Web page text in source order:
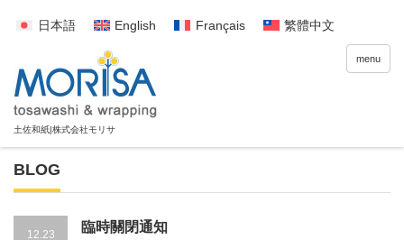
日本語 English Français 繁體中文
menu
BLOG
12.23
臨時關閉通知